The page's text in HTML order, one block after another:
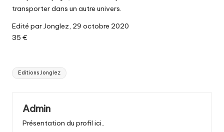
transporter dans un autre univers.
Edité par Jonglez, 29 octobre 2020
35 €
Tags:
Editions Jonglez
Admin
Présentation du profil ici..